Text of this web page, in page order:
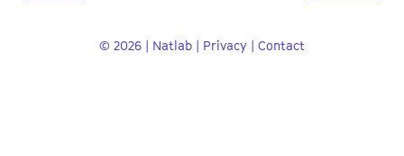
© 2026 | Natlab | Privacy | Contact